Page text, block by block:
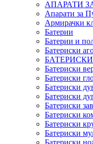
АПАРАТИ
Апарати за
Армирачки
Батерии
Батерии и
Батериски
Батериски
Батериски
Батериски
Батериски
Батериски
Батериски
Батериски
Батериски
Батериски